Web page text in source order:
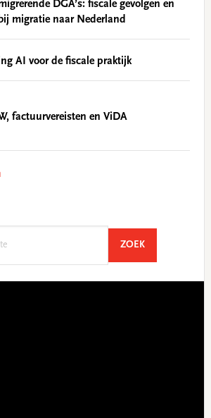
DGA’s: fiscale gevolgen en
migratie naar Nederland
AI voor de fiscale praktijk
factuurvereisten en ViDA
ZOEKSEARCH